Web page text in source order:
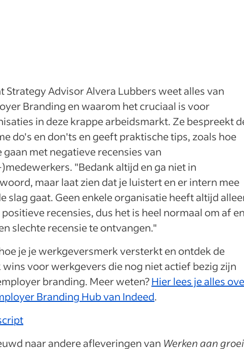
Strategy Advisor Alvera Lubbers weet alles van
Branding en waarom het cruciaal is voor
in deze krappe arbeidsmarkt. Ze bespreekt
do's en don'ts en geeft praktische tips, zoals hoe
gaan met negatieve recensies van
"Bedank altijd en ga niet in
maar laat zien dat je luistert en er intern mee
slag gaat. Geen enkele organisatie heeft altijd
recensies, dus het is heel normaal om af en
slechte recensie te ontvangen."
je je werkgeversmerk versterkt en ontdek de
wins voor werkgevers die nog niet actief bezig zijn
branding. Meer weten?Hier lees je alles
Branding Hub van Indeed.
naar andere afleveringen van Werken aan groei